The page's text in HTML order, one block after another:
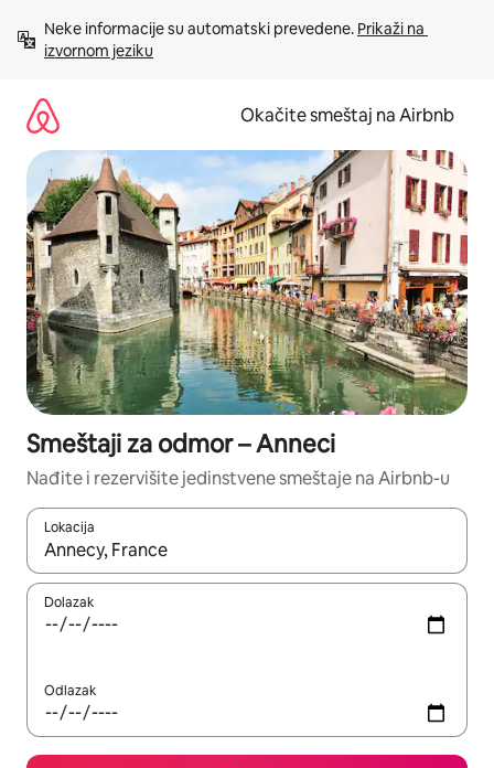
sadržaj
Neke informacije su automatski prevedene. Prikaži na
izvornom jeziku
Okačite smeštaj na Airbnb
Smeštaji za odmor – Anneci
Nađite i rezervišite jedinstvene smeštaje na Airbnb-u
Lokacija
Kad su rezultati dostupni, možete da se krećete kroz njih
Dolazak
Odlazak